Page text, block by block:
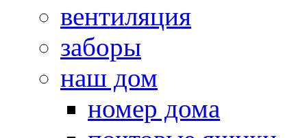
вентиляция
заборы
наш дом
номер дома